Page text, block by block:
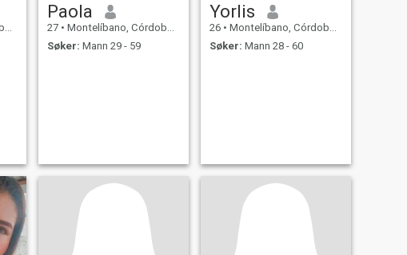
Paola
27 • Montelíbano, Córdoba, Colombia
Søker: Mann 29 - 59
Yorlis
26 • Montelíbano, Córdoba, Colombia
Søker: Mann 28 - 60